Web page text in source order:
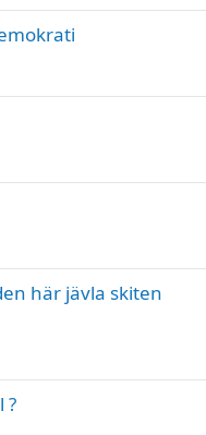
här jävla skiten
?